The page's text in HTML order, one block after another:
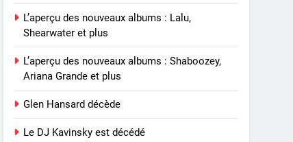
L’aperçu des nouveaux albums : Lalu,
Shearwater et plus
L’aperçu des nouveaux albums : Shaboozey,
Ariana Grande et plus
Glen Hansard décède
Le DJ Kavinsky est décédé